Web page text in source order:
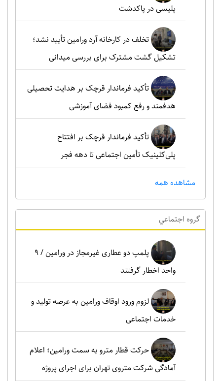
پلیسی در پاکدشت
تخلف در کارخانه آرد ورامین تأیید نشد؛
تشکیل گشت مشترک برای بررسی میدانی
تأکید فرماندار قرچک بر هدایت تحصیلی
هدفمند و رفع کمبود فضای آموزشی
تأکید فرماندار قرچک بر افتتاح
پلی‌کلینیک تأمین اجتماعی تا دهه فجر
مشاهده همه
گروه اجتماعي
پلمپ دو عطاری غیرمجاز در ورامین / ۹
واحد اخطار گرفتند
لزوم ورود اوقاف ورامین به عرصه تولید و
خدمات اجتماعی
حرکت قطار مترو به سمت ورامین؛ اعلام
آمادگی شرکت متروی تهران برای اجرای پروژه